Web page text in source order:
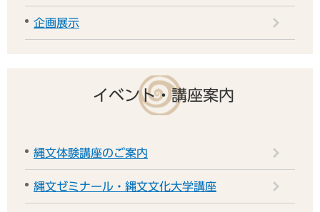
企画展示
イベント・講座案内
縄文体験講座のご案内
縄文ゼミナール・縄文文化大学講座